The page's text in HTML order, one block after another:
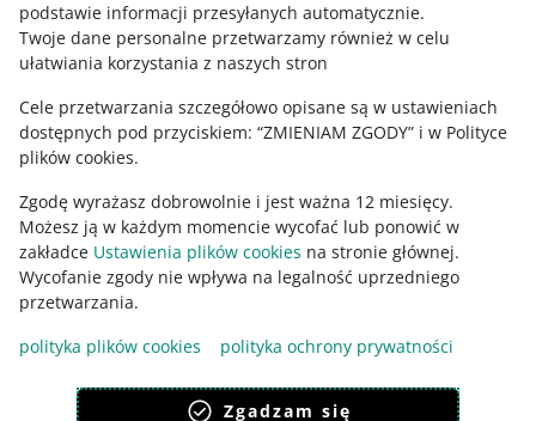
podstawie informacji przesyłanych automatycznie.
Twoje dane personalne przetwarzamy również w celu
ułatwiania korzystania z naszych stron
Cele przetwarzania szczegółowo opisane są w ustawieniach
dostępnych pod przyciskiem: “ZMIENIAM ZGODY” i w Polityce
plików cookies.
Zgodę wyrażasz dobrowolnie i jest ważna 12 miesięcy.
Możesz ją w każdym momencie wycofać lub ponowić w
zakładce Ustawienia plików cookies na stronie głównej.
Wycofanie zgody nie wpływa na legalność uprzedniego
przetwarzania.
polityka plików cookies
polityka ochrony prywatności
Zgadzam się
SZYBKA WSKAZÓWKA
sytuacji
TOP 5 opcji Allegro Analytics
Allegro
Zajrzyj na Allegro Gadane
Ta strona jest też dostępna w innych językach
wygląd: